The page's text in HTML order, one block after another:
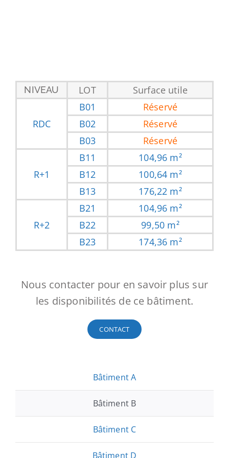
NIVEAU LOT Surface utile
RDC
B01
Réservé
B02
Réservé
B03
Réservé
R+1
B11
104,96 m²
B12
100,64 m²
B13
176,22 m²
R+2
B21
104,96 m²
B22
99,50 m²
B23
174,36 m²
Nous contacter pour en savoir plus sur
les disponibilités de ce bâtiment.
CONTACT
Bâtiment A
Bâtiment B
Bâtiment C
Bâtiment D